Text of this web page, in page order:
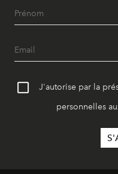
J'autorise par la
personnelles